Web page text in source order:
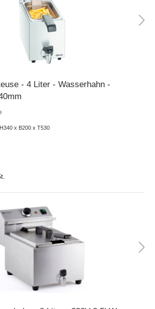
- 4 Liter - Wasserhahn -
x B200 x T530